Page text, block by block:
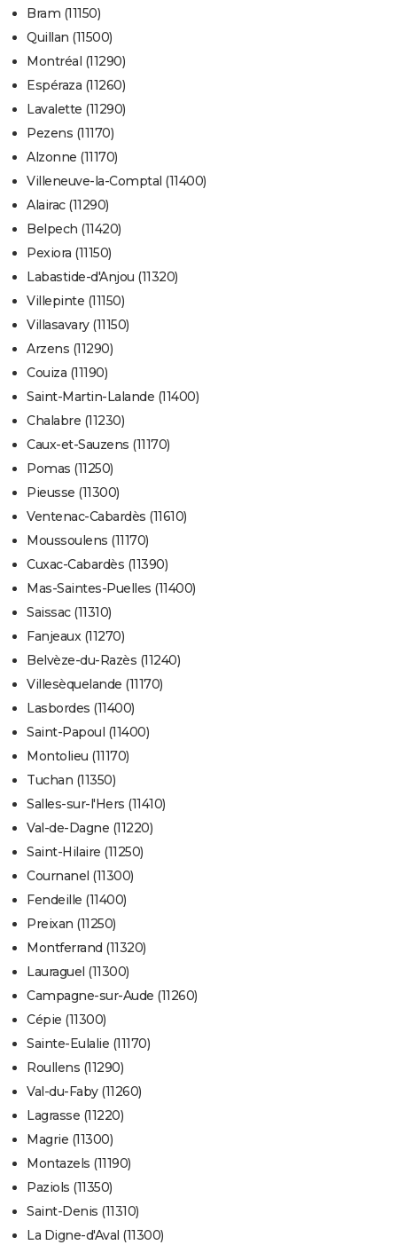
Bram (11150)
Quillan (11500)
Montréal (11290)
Espéraza (11260)
Lavalette (11290)
Pezens (11170)
Alzonne (11170)
Villeneuve-la-Comptal (11400)
Alairac (11290)
Belpech (11420)
Pexiora (11150)
Labastide-d'Anjou (11320)
Villepinte (11150)
Villasavary (11150)
Arzens (11290)
Couiza (11190)
Saint-Martin-Lalande (11400)
Chalabre (11230)
Caux-et-Sauzens (11170)
Pomas (11250)
Pieusse (11300)
Ventenac-Cabardès (11610)
Moussoulens (11170)
Cuxac-Cabardès (11390)
Mas-Saintes-Puelles (11400)
Saissac (11310)
Fanjeaux (11270)
Belvèze-du-Razès (11240)
Villesèquelande (11170)
Lasbordes (11400)
Saint-Papoul (11400)
Montolieu (11170)
Tuchan (11350)
Salles-sur-l'Hers (11410)
Val-de-Dagne (11220)
Saint-Hilaire (11250)
Cournanel (11300)
Fendeille (11400)
Preixan (11250)
Montferrand (11320)
Lauraguel (11300)
Campagne-sur-Aude (11260)
Cépie (11300)
Sainte-Eulalie (11170)
Roullens (11290)
Val-du-Faby (11260)
Lagrasse (11220)
Magrie (11300)
Montazels (11190)
Paziols (11350)
Saint-Denis (11310)
La Digne-d'Aval (11300)